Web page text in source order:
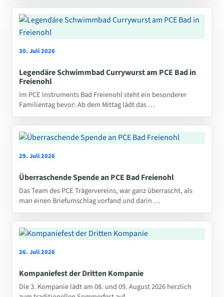
30. Juli 2026
Legendäre Schwimmbad Currywurst am PCE Bad in
Freienohl
Im PCE Instruments Bad Freienohl steht ein besonderer
Familientag bevor: Ab dem Mittag lädt das …
29. Juli 2026
Überraschende Spende an PCE Bad Freienohl
Das Team des PCE Trägervereins, war ganz überrascht, als
man einen Briefumschlag vorfand und darin …
26. Juli 2026
Kompaniefest der Dritten Kompanie
Die 3. Kompanie lädt am 08. und 09. August 2026 herzlich